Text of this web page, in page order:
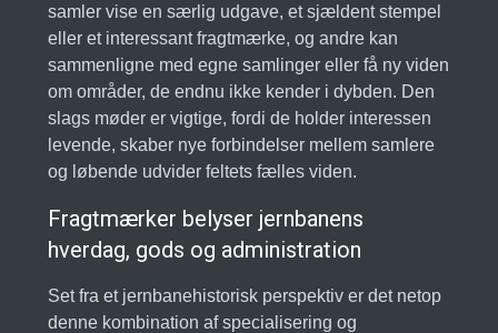
samler vise en særlig udgave, et sjældent stempel
eller et interessant fragtmærke, og andre kan
sammenligne med egne samlinger eller få ny viden
om områder, de endnu ikke kender i dybden. Den
slags møder er vigtige, fordi de holder interessen
levende, skaber nye forbindelser mellem samlere
og løbende udvider feltets fælles viden.
Fragtmærker belyser jernbanens
hverdag, gods og administration
Set fra et jernbanehistorisk perspektiv er det netop
denne kombination af specialisering og